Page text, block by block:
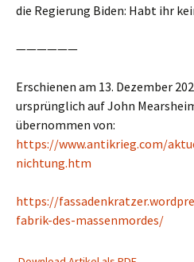
die Regierung Biden: Habt ihr
——————
Erschienen am 13. Dezember
ursprünglich auf John
übernommen von:
https://www.antikrieg.com/
nichtung.htm
https://
fabrik-des-massenmordes/